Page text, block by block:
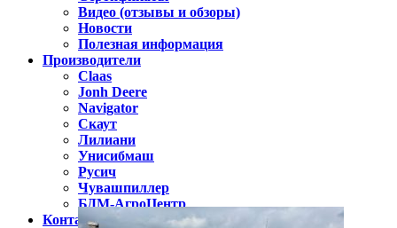
Видео (отзывы и обзоры)
Новости
Полезная информация
Производители
Claas
Jonh Deere
Navigator
Скаут
Лилиани
Унисибмаш
Русич
Чувашпиллер
БДМ-АгроЦентр
Контакты